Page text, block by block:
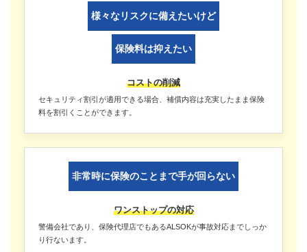
様々なリスクに備えたいけど
保険料は抑えたい
コストの削減
セキュリティ割引が適用できる場合、補償内容は充実したまま保険
料を割引くことができます。
非常時に保険のことまで手が回らない
ワンストップの対応
警備会社であり、保険代理店でもあるALSOKが事故対応までしっか
り行ないます。